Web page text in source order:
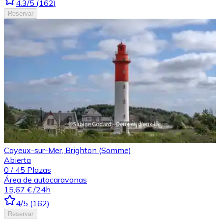
4.3/5 (162)
Reservar
Cayeux-sur-Mer, Brighton (Somme)
Abierta
0 / 45 Plazas
Área de autocaravanas
15,67 € /24h
4/5 (162)
Reservar